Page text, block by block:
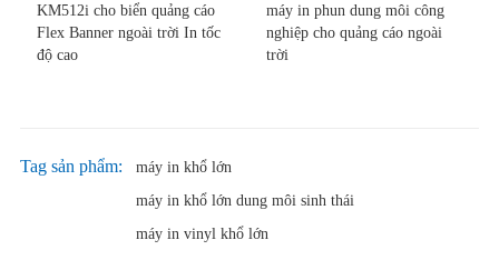
KM512i cho biển quảng cáo
Flex Banner ngoài trời In tốc
độ cao
máy in phun dung môi công
nghiệp cho quảng cáo ngoài
trời
Tag sản phẩm:
máy in khổ lớn
máy in khổ lớn dung môi sinh thái
máy in vinyl khổ lớn